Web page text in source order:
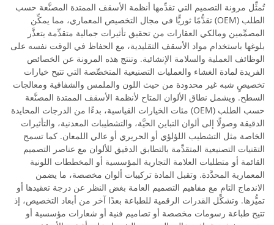
تُمثِّل مرونة التصميم التي تقدِّمها أنظمة الأسقف الممتدة المصنَّعة حسب
الطلب (OEM) تقدُّمًا ثوريًّا في مجال التخصيص المعماري، مما يمكِّن
المصمِّمين ومالكي العقارات من تحقيق تأثيرات جمالية متقدِّمة يتعذَّر
بلوغها باستخدام مواد الأسقف التقليدية، مع الحفاظ في الوقت نفسه على
الوظائف العملية والسلامة الإنشائية. وتنتج هذه المرونة عن الخصائص
الفريدة لمادة الغشاء والعمليات التصنيعية المتخصِّصة التي تتيح خيارات
تخصيصٍ شبه غير محدودة من حيث اللون والملمس والشفافية ومعالجات
السطح. ويشمل نطاق الألوان المتاح لأنظمة الأسقف الممتدة المصنَّعة
حسب الطلب (OEM) مئات الخيارات القياسية، بدءًا من الدرجات المحايدة
الدقيقة وصولًا إلى ألوان التباين الحيَّة، والتشطيبات المعدنية، والتأثيرات
الخاصة مثل التشطيب اللؤلؤي أو الحريري أو عالي اللمعان. كما تسمح
التقنيات التصنيعية المتقدِّمة بالتطابق الدقيق للألوان مع عناصر التصميم
القائمة أو متطلبات العلامة التجارية المؤسسية أو المخططات اللونية
المعمارية المحدَّدة. وتقبل المادة تركيبات ألوان مخصصة، ما يضمن
الاندماج التام مع مفاهيم التصميم العامة بغض النظر عن درجة تعقيدها أو
تميُّزها. وتشكِّل القدرات الرقمية للطباعة بعدًا آخر من أبعاد التخصيص، إذ
تتيح طباعة رسومات مخصصة أو تصاميم فنية أو شعارات مؤسسية أو